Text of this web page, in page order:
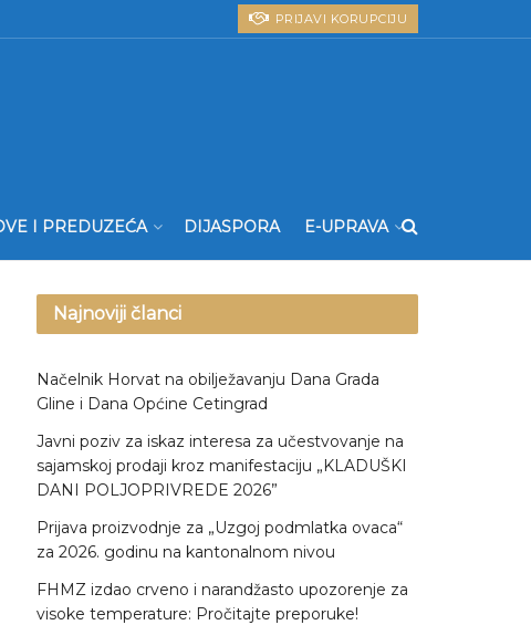
PRIJAVI KORUPCIJU
I PREDUZEĆA DIJASPORA E-UPRAVA
Najnoviji članci
Načelnik Horvat na obilježavanju Dana Grada
Gline i Dana Općine Cetingrad
Javni poziv za iskaz interesa za učestvovanje na
sajamskoj prodaji kroz manifestaciju „KLADUŠKI
DANI POLJOPRIVREDE 2026”
Prijava proizvodnje za „Uzgoj podmlatka ovaca“
za 2026. godinu na kantonalnom nivou
FHMZ izdao crveno i narandžasto upozorenje za
visoke temperature: Pročitajte preporuke!